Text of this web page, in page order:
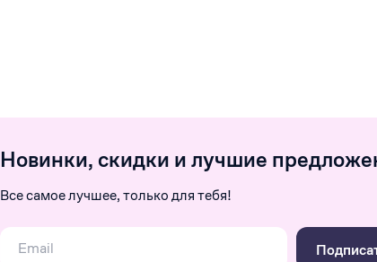
Новинки, скидки и лучшие
Все самое лучшее, только для тебя!